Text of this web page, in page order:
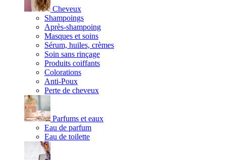
Cheveux
Shampoings
Après-shampoing
Masques et soins
Sérum, huiles, crèmes
Soin sans rinçage
Produits coiffants
Colorations
Anti-Poux
Perte de cheveux
Parfums et eaux
Eau de parfum
Eau de toilette